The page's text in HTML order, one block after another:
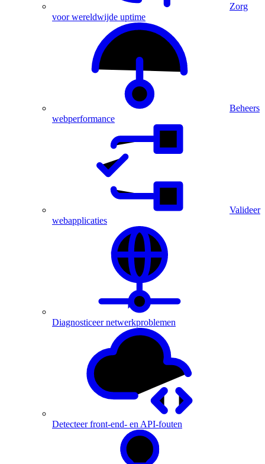
Zorg
voor wereldwijde uptime
Beheers
webperformance
Valideer
webapplicaties
Diagnosticeer netwerkproblemen
Detecteer front-end- en API-fouten